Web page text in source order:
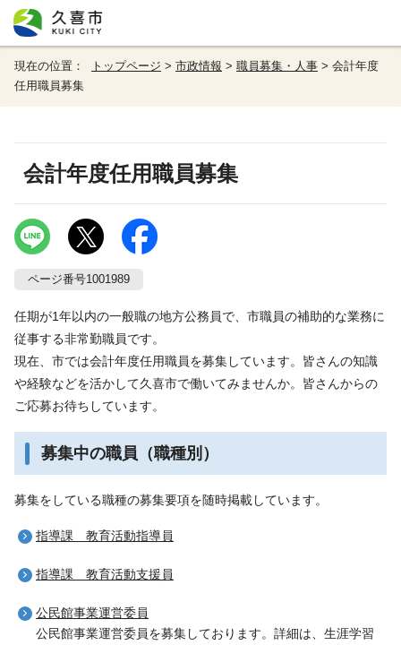
現在の位置： トップページ > 市政情報 > 職員募集・人事 > 会計年度
任用職員募集
会計年度任用職員募集
ページ番号1001989
任期が1年以内の一般職の地方公務員で、市職員の補助的な業務に
従事する非常勤職員です。
現在、市では会計年度任用職員を募集しています。皆さんの知識
や経験などを活かして久喜市で働いてみませんか。皆さんからの
ご応募お待ちしています。
募集中の職員（職種別）
募集をしている職種の募集要項を随時掲載しています。
指導課 教育活動指導員
指導課 教育活動支援員
公民館事業運営委員
公民館事業運営委員を募集しております。詳細は、生涯学習